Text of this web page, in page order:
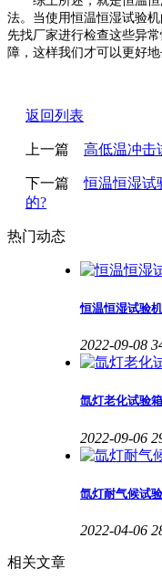
法。当使用恒温恒湿试验
先找厂家进行检查这些异
障，这样我们才可以更好地
返回列表
上一篇 高低温冲击
下一篇恒温恒湿试
的?
热门动态
恒温恒湿试验
2022-09-08
氙灯老化试验
2022-09-06
氙灯耐气候试
2022-04-06
相关文章